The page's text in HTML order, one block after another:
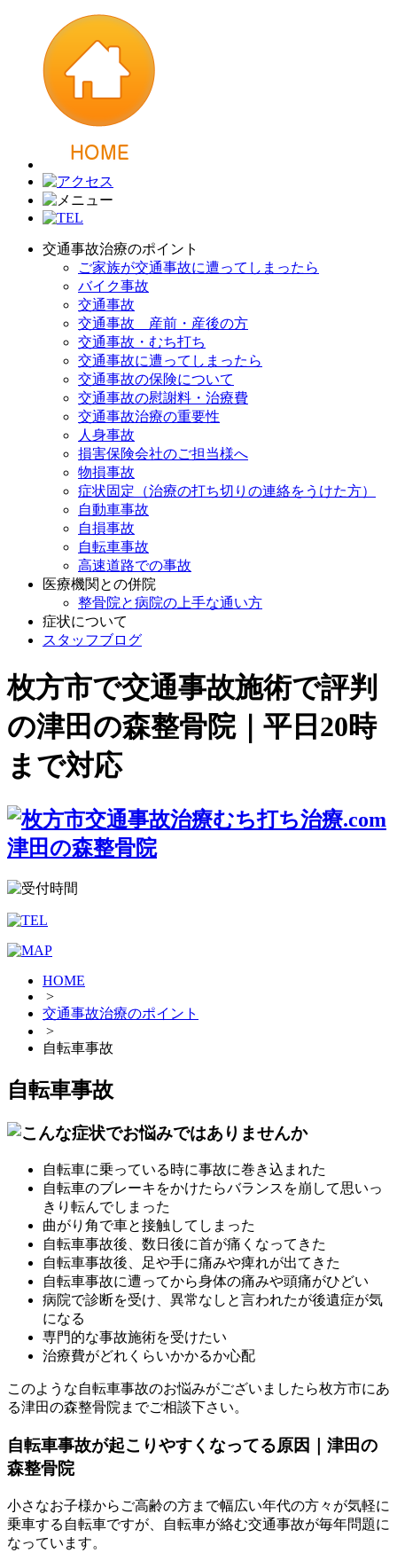
交通事故治療のポイント
ご家族が交通事故に遭ってしまったら
バイク事故
交通事故
交通事故 産前・産後の方
交通事故・むち打ち
交通事故に遭ってしまったら
交通事故の保険について
交通事故の慰謝料・治療費
交通事故治療の重要性
人身事故
損害保険会社のご担当様へ
物損事故
症状固定（治療の打ち切りの連絡をうけた方）
自動車事故
自損事故
自転車事故
高速道路での事故
医療機関との併院
整骨院と病院の上手な通い方
症状について
スタッフブログ
枚方市で交通事故施術で評判
の津田の森整骨院｜平日20時
まで対応
HOME
>
交通事故治療のポイント
>
自転車事故
自転車事故
自転車に乗っている時に事故に巻き込まれた
自転車のブレーキをかけたらバランスを崩して思いっ
きり転んでしまった
曲がり角で車と接触してしまった
自転車事故後、数日後に首が痛くなってきた
自転車事故後、足や手に痛みや痺れが出てきた
自転車事故に遭ってから身体の痛みや頭痛がひどい
病院で診断を受け、異常なしと言われたが後遺症が気
になる
専門的な事故施術を受けたい
治療費がどれくらいかかるか心配
このような自転車事故のお悩みがございましたら枚方市にあ
る津田の森整骨院までご相談下さい。
自転車事故が起こりやすくなってる原因｜津田の
森整骨院
小さなお子様からご高齢の方まで幅広い年代の方々が気軽に
乗車する自転車ですが、自転車が絡む交通事故が毎年問題に
なっています。